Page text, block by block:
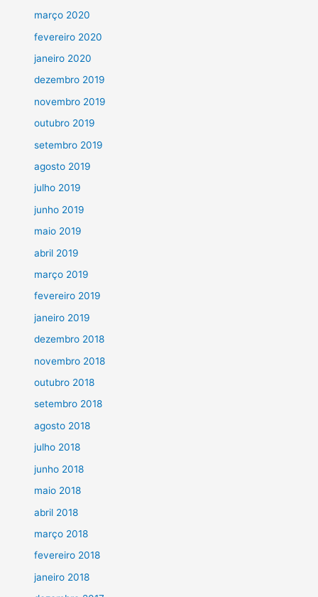
março 2020
fevereiro 2020
janeiro 2020
dezembro 2019
novembro 2019
outubro 2019
setembro 2019
agosto 2019
julho 2019
junho 2019
maio 2019
abril 2019
março 2019
fevereiro 2019
janeiro 2019
dezembro 2018
novembro 2018
outubro 2018
setembro 2018
agosto 2018
julho 2018
junho 2018
maio 2018
abril 2018
março 2018
fevereiro 2018
janeiro 2018